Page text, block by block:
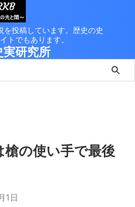
投稿しています。歴史の史
トでもあります。
実研究所
の使い手で最後
1日